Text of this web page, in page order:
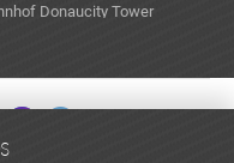
Donaucity Tower